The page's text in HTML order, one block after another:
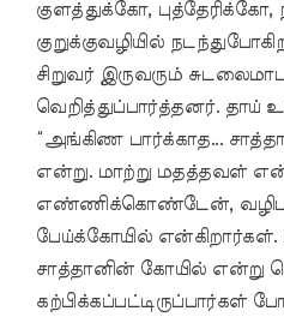
குளத்துக்கோ,
குறுக்குவழியில்
சிறுவர் இருவரும்
வெறித்துப்பார்த்தனர்.
“அங்கிண பார்க்காத...
என்று. மாற்று மதத்தவள்
எண்ணிக்கொண்டேன்,
பேய்க்கோயில் என்கிறார்கள்.
சாத்தானின் கோயில் என்று
கற்பிக்கப்பட்டிருப்பார்கள்